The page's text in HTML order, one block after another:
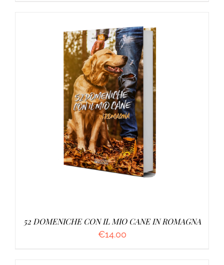
AGGIUNGI AL CARRELLO /
52 DOMENICHE CON IL MIO CANE IN ROMAGNA
€14.00